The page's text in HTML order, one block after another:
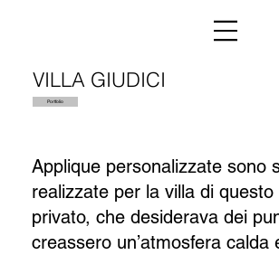
VILLA GIUDICI
Portfolio
Applique personalizzate sono
realizzate per la villa di questo
privato, che desiderava dei
creassero un’atmosfera calda